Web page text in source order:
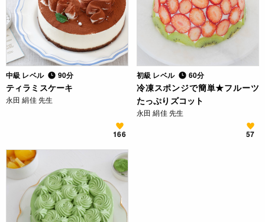
中級 レベル 90分
ティラミスケーキ
永田 絹佳 先生
166
初級 レベル 60分
冷凍スポンジで簡単★フルーツ
たっぷりズコット
永田 絹佳 先生
57